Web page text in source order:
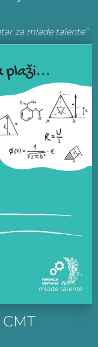
za mlade talente”